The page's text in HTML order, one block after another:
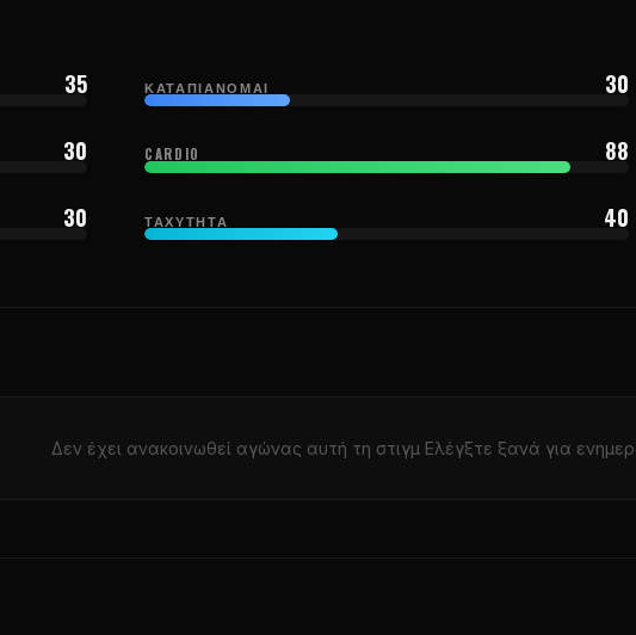
35 ΚΑΤΑΠΙΆΝΟΜΑΙ 30
30 CARDIO 88
30 ΤΑΧΎΤΗΤΑ 40
Δεν έχει ανακοινωθεί αγώνας αυτή τη στιγμ Ελέγξτε ξανά για